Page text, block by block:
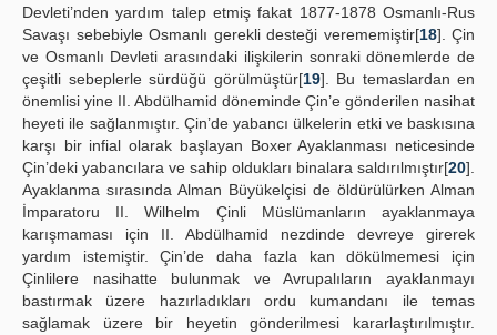
Devleti’nden yardım talep etmiş fakat 1877-1878 Osmanlı-Rus
Savaşı sebebiyle Osmanlı gerekli desteği verememiştir[18]. Çin
ve Osmanlı Devleti arasındaki ilişkilerin sonraki dönemlerde de
çeşitli sebeplerle sürdüğü görülmüştür[19]. Bu temaslardan en
önemlisi yine II. Abdülhamid döneminde Çin’e gönderilen nasihat
heyeti ile sağlanmıştır. Çin’de yabancı ülkelerin etki ve baskısına
karşı bir infial olarak başlayan Boxer Ayaklanması neticesinde
Çin’deki yabancılara ve sahip oldukları binalara saldırılmıştır[20].
Ayaklanma sırasında Alman Büyükelçisi de öldürülürken Alman
İmparatoru II. Wilhelm Çinli Müslümanların ayaklanmaya
karışmaması için II. Abdülhamid nezdinde devreye girerek
yardım istemiştir. Çin’de daha fazla kan dökülmemesi için
Çinlilere nasihatte bulunmak ve Avrupalıların ayaklanmayı
bastırmak üzere hazırladıkları ordu kumandanı ile temas
sağlamak üzere bir heyetin gönderilmesi kararlaştırılmıştır.